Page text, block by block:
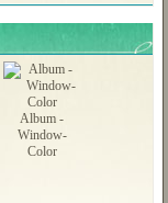
Album -
Window-
Color